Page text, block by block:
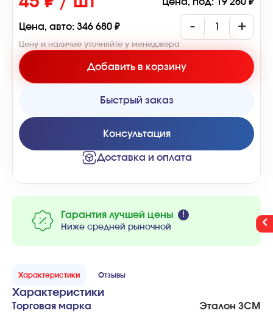
Гарантия лучшей цены
Ниже средней рыночной
Цена, авто: 346 680 ₽ - +
Цену и наличие уточняйте у менеджера
Добавить в корзину
Быстрый заказ
Консультация
Доставка и оплата
Характеристики Отзывы
Характеристики
Торговая марка Эталон ЗСМ